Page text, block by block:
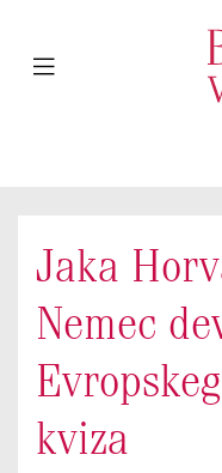
Jaka
Nemec
kviza